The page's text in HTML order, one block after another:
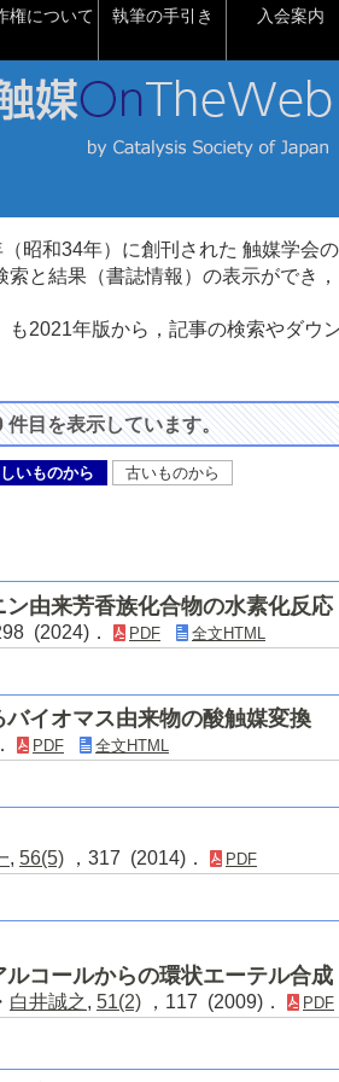
権について 執筆の手引き 入会案内
昭和34年）に創刊された 触媒学会の
と結果（書誌情報）の表示ができ
2021年版から，記事の検索やダウ
件目を表示しています。
いものから 古いものから
由来芳香族化合物の水素化反応
(2024)． PDF 全文HTML
イオマス由来物の酸触媒変換
PDF 全文HTML
, 56(5) ，317 (2014)． PDF
コールからの環状エーテル合成
・ 白井誠之, 51(2) ，117 (2009)． PDF